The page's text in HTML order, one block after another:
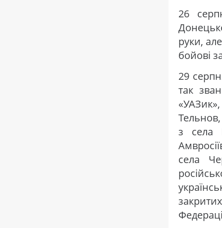
26
руки,
бойові
29
так
з села
села